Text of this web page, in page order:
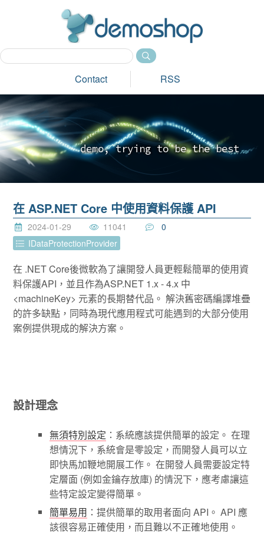
Contact RSS
demo, tryi ng to be the best_
在 ASP.NET Core 中使用資料保護 API
2024-01-29 11041
0
IDataProtectionProvider
在 .NET Core後微軟為了讓開發人員更輕鬆簡單的使用資
料保護API，並且作為ASP.NET 1.x - 4.x 中
<machineKey> 元素的長期替代品。 解決舊密碼編譯堆疊
的許多缺點，同時為現代應用程式可能遇到的大部分使用
案例提供現成的解決方案。
設計理念
無須特別設定 ：系統應該提供簡單的設定。 在理
想情況下，系統會是零設定，而開發人員可以立
即快馬加鞭地開展工作。 在開發人員需要設定特
定層面 (例如金鑰存放庫) 的情況下，應考慮讓這
些特定設定變得簡單。
簡單易用 ：提供簡單的取用者面向 API。 API 應
該很容易正確使用，而且難以不正確地使用。